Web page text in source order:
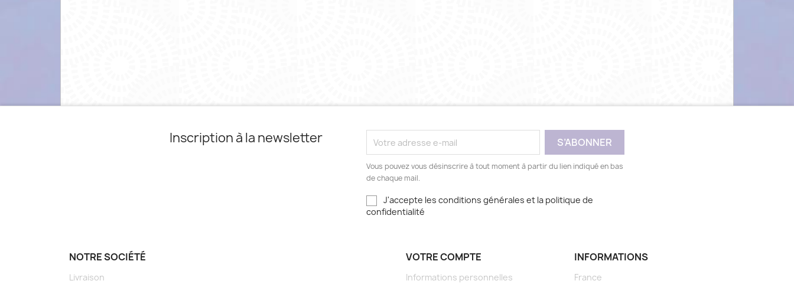
Inscription à la newsletter
Vous pouvez vous désinscrire à tout moment à partir du lien indiqué en bas
de chaque mail.
J'accepte les conditions générales et la politique de
confidentialité
NOTRE SOCIÉTÉ
Livraison
VOTRE COMPTE
Informations personnelles
INFORMATIONS
France